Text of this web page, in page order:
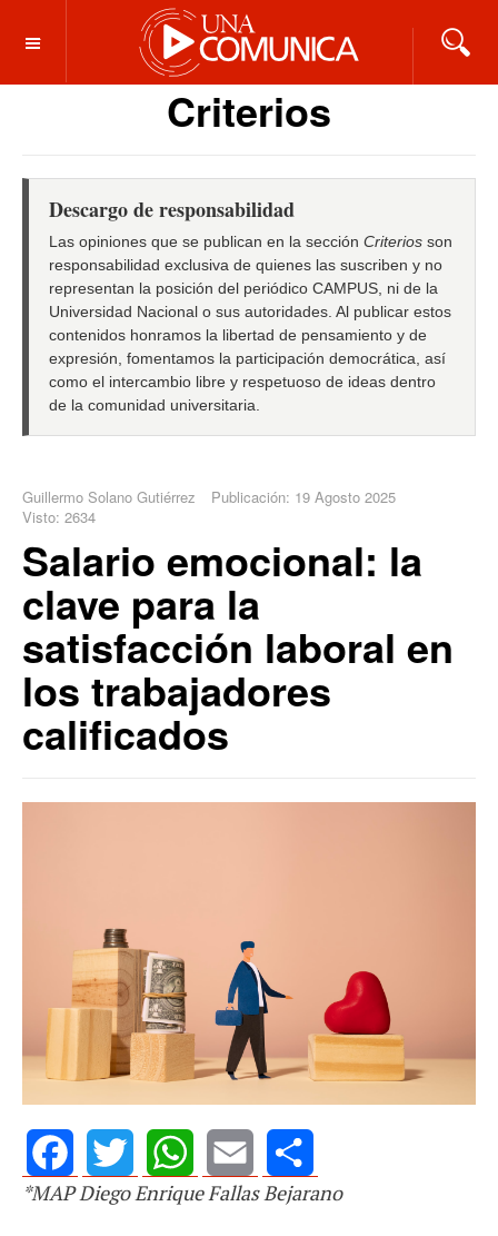
OFF CANVAS
Criterios
Descargo de responsabilidad
Las opiniones que se publican en la sección Criterios son
responsabilidad exclusiva de quienes las suscriben y no
representan la posición del periódico CAMPUS, ni de la
Universidad Nacional o sus autoridades. Al publicar estos
contenidos honramos la libertad de pensamiento y de
expresión, fomentamos la participación democrática, así
como el intercambio libre y respetuoso de ideas dentro
de la comunidad universitaria.
Guillermo Solano Gutiérrez
Publicación: 19 Agosto 2025
Visto: 2634
Salario emocional: la
clave para la
satisfacción laboral en
los trabajadores
calificados
FacebookTwitterWhatsApp
Email Share
*MAP Diego Enrique Fallas Bejarano